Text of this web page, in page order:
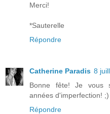
Merci!
*Sauterelle
Répondre
Catherine Paradis 8
Bonne fête! Je vous
années d'imperfection! ;)
Répondre